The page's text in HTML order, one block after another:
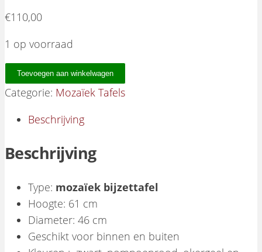
€110,00
1 op voorraad
Mozaïekbijzettafel Carrousel aantal
Toevoegen aan winkelwagen
Categorie: Mozaïek Tafels
Beschrijving
Beschrijving
Type: mozaïek bijzettafel
Hoogte: 61 cm
Diameter: 46 cm
Geschikt voor binnen en buiten